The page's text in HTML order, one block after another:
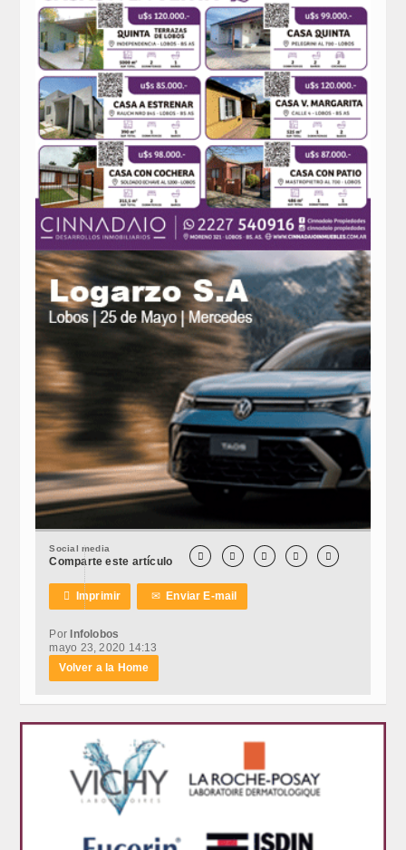
Social media
Comparte este artículo     
 Imprimir ✉Enviar E-mail
Por Infolobos
mayo 23, 2020 14:13
Volver a la Home